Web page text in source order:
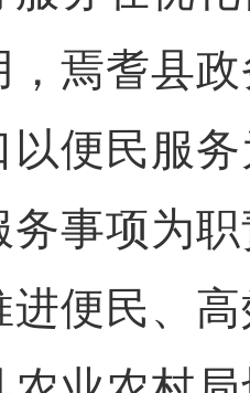
，焉耆县
以便民服
务事项为
进便民、